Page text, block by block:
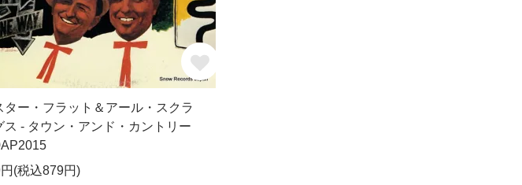
ター・フラット＆アール・スクラ
ス - タウン・アンド・カントリー
(税込879円)